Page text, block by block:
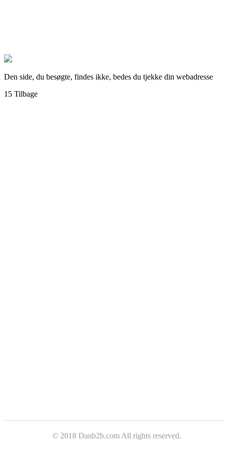
Den side, du besøgte, findes ikke, bedes du tjekke din webadresse
15 Tilbage
© 2018 Danb2b.com All rights reserved.